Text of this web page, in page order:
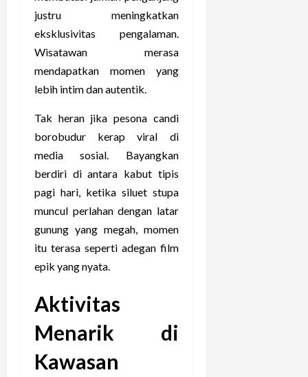
justru meningkatkan
eksklusivitas pengalaman.
Wisatawan merasa
mendapatkan momen yang
lebih intim dan autentik.
Tak heran jika pesona candi
borobudur kerap viral di
media sosial. Bayangkan
berdiri di antara kabut tipis
pagi hari, ketika siluet stupa
muncul perlahan dengan latar
gunung yang megah, momen
itu terasa seperti adegan film
epik yang nyata.
Aktivitas
Menarik di
Kawasan